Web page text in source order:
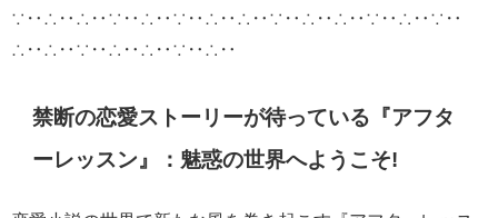
∵‥∴‥ ∴‥∵‥∴‥∵‥∴‥∴‥∵‥∴‥ ∴‥∵‥∴‥∵‥
∴‥∴‥∵‥∴‥ ∴‥∵‥∴‥
禁断の恋愛ストーリーが待っている『アフタ
ーレッスン』：魅惑の世界へようこそ!